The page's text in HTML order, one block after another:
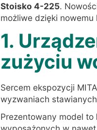
Stoisko 4-225.
możliwe dzięki
1.
zużyciu
Sercem ekspozycji
wyzwaniach
Prezentowany model to